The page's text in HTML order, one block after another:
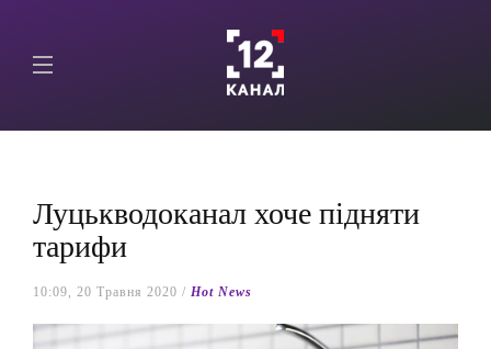
Луцькводоканал хоче підняти
тарифи
10:09, 20 Травня 2020 / Hot News